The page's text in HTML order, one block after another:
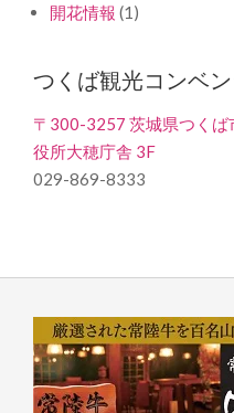
開花情報 (1)
つくば観光コンベ
〒300-3257 茨城県つくば
役所大穂庁舎 3F
029-869-8333